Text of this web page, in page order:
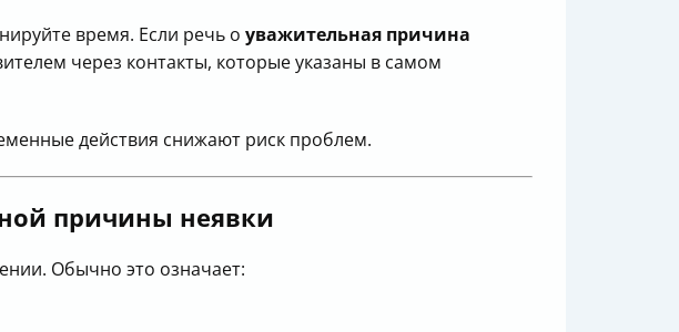
время. Если речь о уважительная причина
через контакты, которые указаны в самом
действия снижают риск проблем.
причины неявки
Обычно это означает: